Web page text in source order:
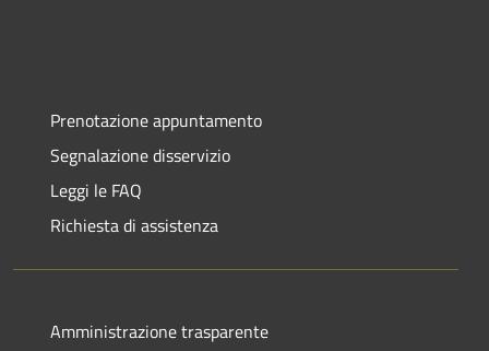
Prenotazione appuntamento
Segnalazione disservizio
Leggi le FAQ
Richiesta di assistenza
Amministrazione trasparente